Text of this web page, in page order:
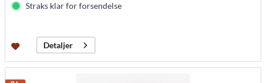
Straks klar for forsendelse
Detaljer